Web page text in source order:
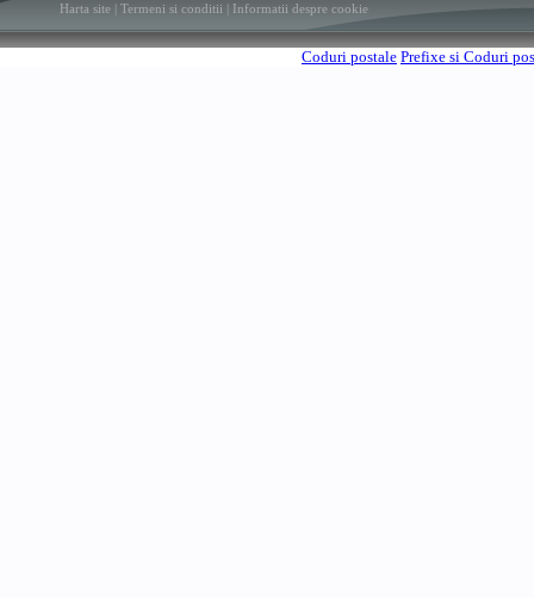
Harta site Termeni si conditii Informatii despre cookie
Coduri postale Prefixe si Coduri